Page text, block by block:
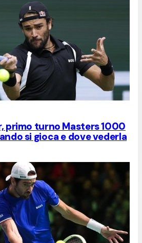
primo turno Masters 1000
si gioca e dove vederla